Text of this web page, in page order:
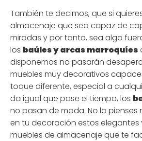
También te decimos, que si
almacenaje que sea capaz de
miradas y por tanto, sea algo
los baúles y arcas marroquíes
disponemos no pasarán
muebles muy decorativos
toque diferente, especial a
da igual que pase el tiempo, los
no pasan de moda. No lo pienses
en tu decoración estos elegantes
muebles de almacenaje que te